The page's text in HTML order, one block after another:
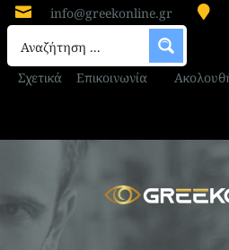
 info@greekonline.gr 
Σχετικά Επικοινωνία